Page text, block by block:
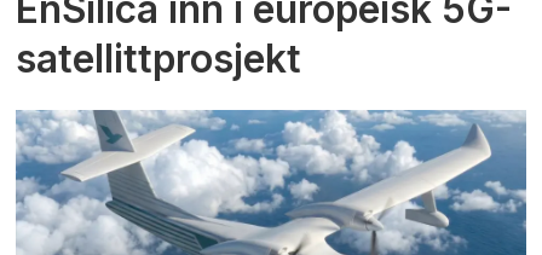
satellittprosjekt